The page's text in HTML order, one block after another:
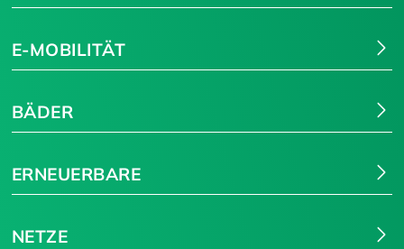
E-MOBILITÄT
BÄDER
ERNEUERBARE
NETZE